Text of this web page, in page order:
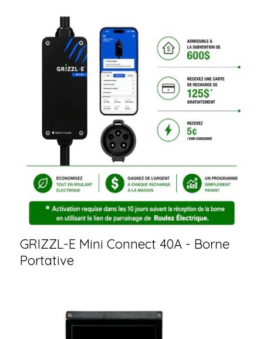
GRIZZL-E Mini Connect 40A - Borne
Portative